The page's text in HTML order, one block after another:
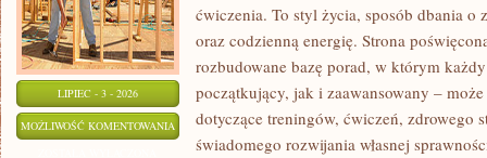
LIPIEC - 3 - 2026
MOŻLIWOŚĆ KOMENTOWANIA KARDIO
ćwiczenia. To styl życia, sposób dbania o
oraz codzienną energię. Strona
rozbudowane bazę porad, w którym
początkujący, jak i zaawansowany –
dotyczące treningów, ćwiczeń, zdrowego
świadomego rozwijania własnej